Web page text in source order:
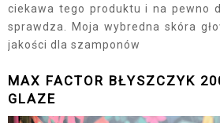
ciekawa tego produktu i na pewno
sprawdza. Moja wybredna skóra
jakości dla szamponów
MAX FACTOR BŁYSZCZYK
GLAZE